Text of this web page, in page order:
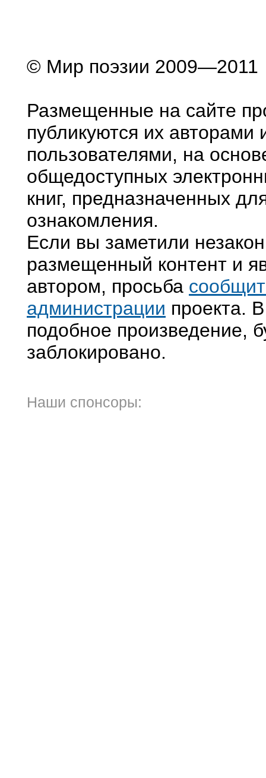
© Мир поэзии 2009—2011
Размещенные на сайте
публикуются их авторами
пользователями, на
общедоступных
книг, предназначенных
ознакомления.
Если вы заметили
размещенный контент и
автором, просьба
администрации проекта.
подобное произведение,
заблокировано.
Наши спонсоры: